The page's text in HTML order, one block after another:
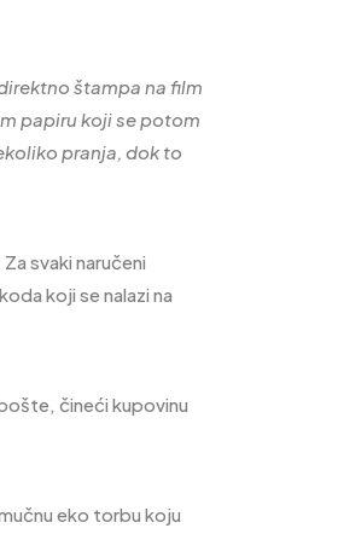
štampa na film
papiru koji se potom
pranja, dok to
svaki naručeni
koji se nalazi na
čineći kupovinu
eko torbu koju